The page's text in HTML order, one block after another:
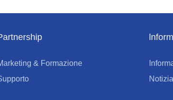
& Formazione
Notizia